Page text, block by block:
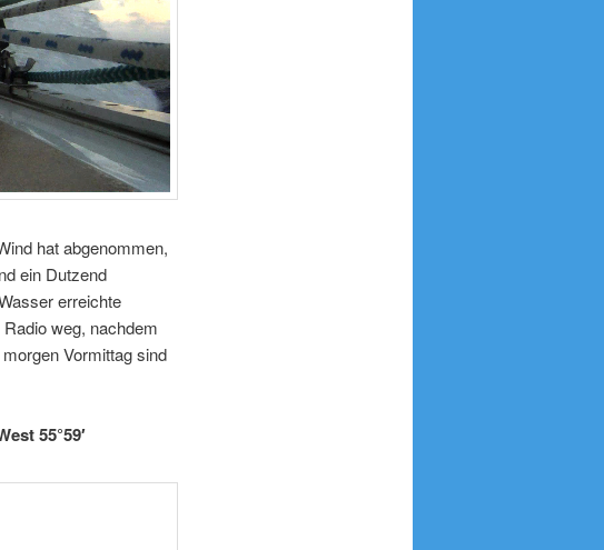
hat abgenommen,
ein Dutzend
erreichte
weg, nachdem
Vormittag sind
55°59′